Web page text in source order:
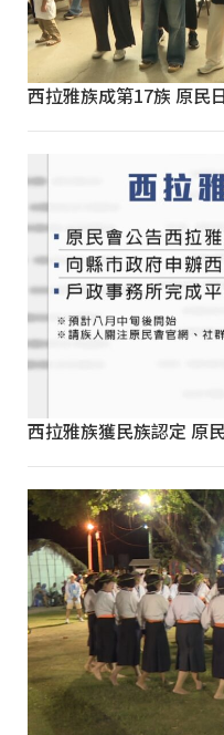
西拉雅族成第17族 原民
西拉雅族獲民族認定 原